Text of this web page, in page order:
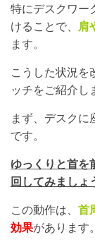
特にデスクワー
けることで、 肩
ます。
こうした状況を
ッチをご紹介し
まず、デスクに
です。
ゆっくりと首を
回してみましょ
この動作は、 首
効果があります。